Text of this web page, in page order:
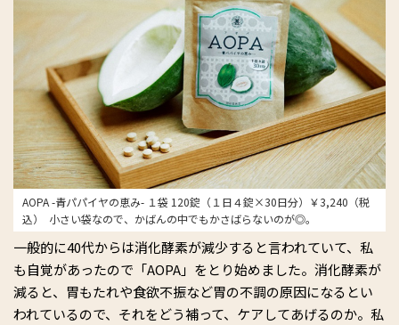
AOPA -青パパイヤの恵み- １袋 120錠（１日４錠×30日分）￥3,240（税
込） 小さい袋なので、かばんの中でもかさばらないのが◎。
一般的に40代からは消化酵素が減少すると言われていて、私
も自覚があったので「AOPA」をとり始めました。消化酵素が
減ると、胃もたれや食欲不振など胃の不調の原因になるとい
われているので、それをどう補って、ケアしてあげるのか。私